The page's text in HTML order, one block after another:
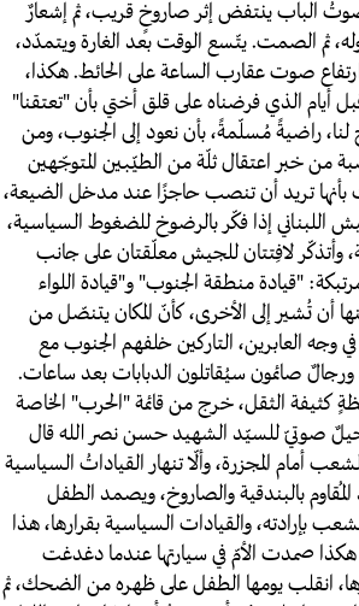
الباب ينتفض إثر صاروخٍ قريب، ثم إشعارٌ
ثم الصمت. يتّسع الوقت بعد الغارة ويتمدّد،
صوت عقارب الساعة على الحائط. هكذا،
أيام الذي فرضناه على قلق أختي بأن "تعتقنا"
راضيةً مُسلّمةً، بأن نعود إلى الجنوب، ومن
من خبر اعتقال ثلّة من الطيّبين المتوجّهين
بأنها تريد أن تنصب حاجزًا عند مدخل الضيعة،
اللبناني إذا فكّر بالرضوخ للضغوط السياسية،
وأتذكّر لافِتتان للجيش معلّقتان على جانب
"قيادة منطقة الجنوب" و"قيادة اللواء
أن تُشير إلى الأخرى، كأنّ المكان يتنصّل من
وجه العابرين، التاركين خلفهم الجنوب مع
ورجالٌ صائمون سيُقاتلون الدبابات بعد ساعات.
كثيفة الثقل، خرج من قائمة "الحرب" الخاصة
صوتيّ للسيّد الشهيد حسن نصر الله قال
أمام المجزرة، وألّا تنهار القياداتُ السياسية
بالبندقية والصاروخ، ويصمد الطفل
بإرادته، والقيادات السياسية بقرارها، هذا
هكذا صمدت الأمّ في سيارتها عندما دغدغت
انقلب يومها الطفل على ظهره من الضحك، ثم